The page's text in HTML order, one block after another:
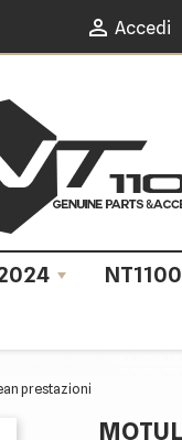
 Accedi
prestazioni